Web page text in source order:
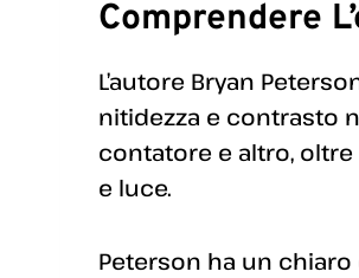
Comprendere
L’autore Bryan
nitidezza e contrasto
contatore e altro,
e luce.
Peterson ha un